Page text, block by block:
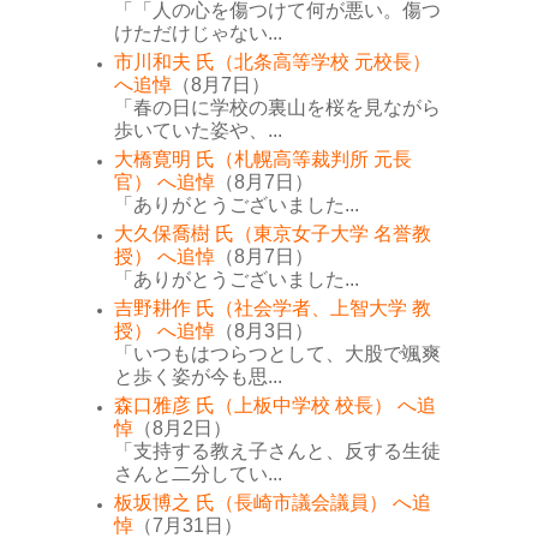
「「人の心を傷つけて何が悪い。傷つ
けただけじゃない...
市川和夫 氏（北条高等学校 元校長）
へ追悼 （8月7日）
「春の日に学校の裏山を桜を見ながら
歩いていた姿や、...
大橋寛明 氏（札幌高等裁判所 元長
官） へ追悼 （8月7日）
「ありがとうございました...
大久保喬樹 氏（東京女子大学 名誉教
授） へ追悼 （8月7日）
「ありがとうございました...
吉野耕作 氏（社会学者、上智大学 教
授） へ追悼 （8月3日）
「いつもはつらつとして、大股で颯爽
と歩く姿が今も思...
森口雅彦 氏（上板中学校 校長） へ追
悼 （8月2日）
「支持する教え子さんと、反する生徒
さんと二分してい...
板坂博之 氏（長崎市議会議員） へ追
悼 （7月31日）